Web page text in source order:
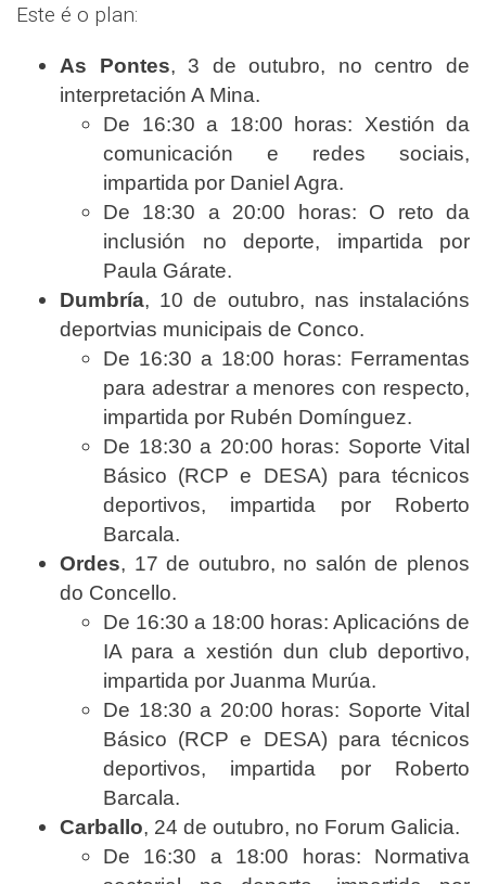
Este é o plan:
As Pontes, 3 de outubro, no centro de
interpretación A Mina.
De 16:30 a 18:00 horas: Xestión da
comunicación e redes sociais,
impartida por Daniel Agra.
De 18:30 a 20:00 horas: O reto da
inclusión no deporte, impartida por
Paula Gárate.
Dumbría, 10 de outubro, nas instalacións
deportvias municipais de Conco.
De 16:30 a 18:00 horas: Ferramentas
para adestrar a menores con respecto,
impartida por Rubén Domínguez.
De 18:30 a 20:00 horas: Soporte Vital
Básico (RCP e DESA) para técnicos
deportivos, impartida por Roberto
Barcala.
Ordes, 17 de outubro, no salón de plenos
do Concello.
De 16:30 a 18:00 horas: Aplicacións de
IA para a xestión dun club deportivo,
impartida por Juanma Murúa.
De 18:30 a 20:00 horas: Soporte Vital
Básico (RCP e DESA) para técnicos
deportivos, impartida por Roberto
Barcala.
Carballo, 24 de outubro, no Forum Galicia.
De 16:30 a 18:00 horas: Normativa